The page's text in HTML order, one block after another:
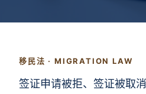
移民法 · MIGRATION LAW
签证申请被拒、签证被取